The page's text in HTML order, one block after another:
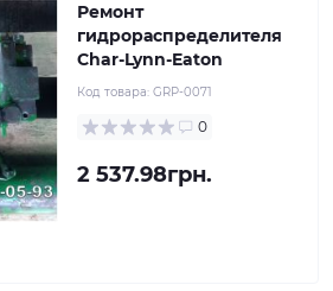
Ремонт
гидрораспределителя
Char-Lynn-Eaton
Код товара: GRP-0071
0
2 537.98грн.